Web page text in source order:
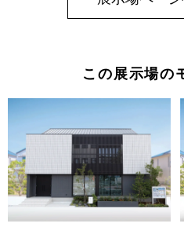
この展示場の